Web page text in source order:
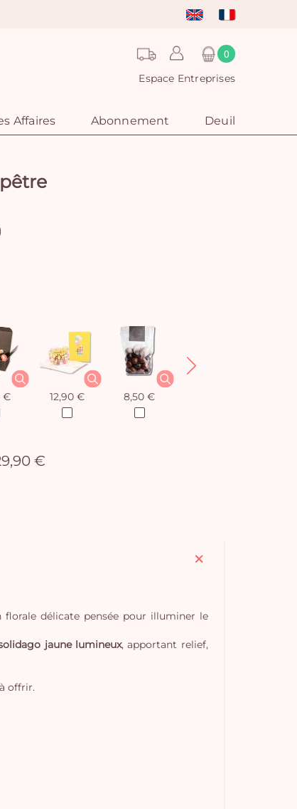
0
Espace Entreprises
Affaires Abonnement Deuil
€
€ 12,90 € 8,50 €
florale délicate pensée pour illuminer le
jaune lumineux, apportant relief,
offrir.